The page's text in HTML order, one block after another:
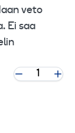
veto
Ei saa